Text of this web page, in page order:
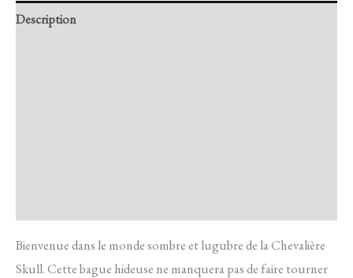
Description
Bienvenue dans le monde sombre et lugubre de la Chevalière
Skull. Cette bague hideuse ne manquera pas de faire tourner